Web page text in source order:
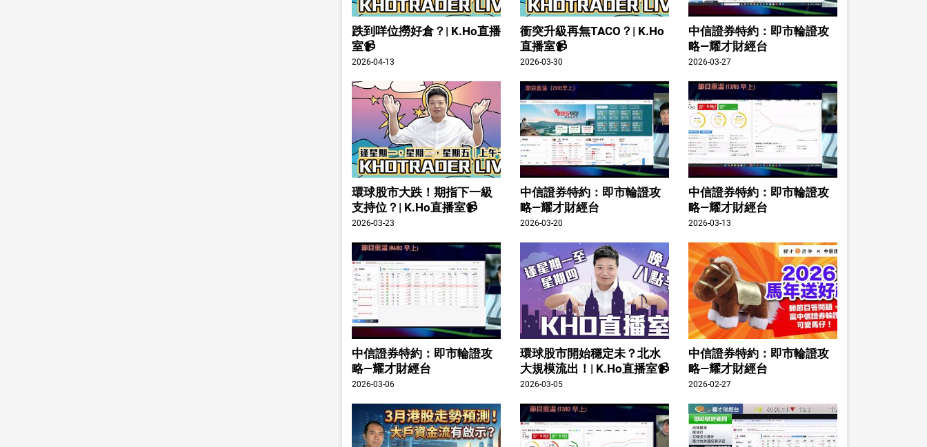
跌到咩位撈好倉？| K.Ho直播
室📹
2026-04-13
衝突升級再無TACO？| K.Ho
直播室📹
2026-03-30
中信證券特約：即市輪證攻
略—耀才財經台
2026-03-27
環球股市大跌！期指下一級
支持位？| K.Ho直播室📹
2026-03-23
中信證券特約：即市輪證攻
略—耀才財經台
2026-03-20
中信證券特約：即市輪證攻
略—耀才財經台
2026-03-13
中信證券特約：即市輪證攻
略—耀才財經台
2026-03-06
環球股市開始穩定未？北水
大規模流出！| K.Ho直播室📹
2026-03-05
中信證券特約：即市輪證攻
略—耀才財經台
2026-02-27